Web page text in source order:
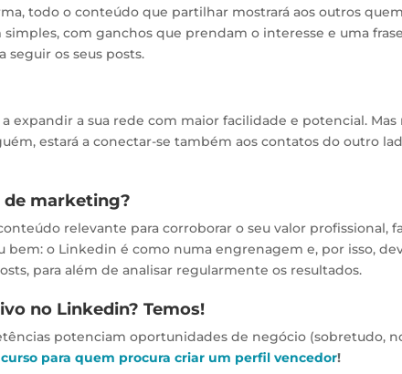
todo o conteúdo que partilhar mostrará aos outros
com ganchos que prendam o interesse e uma frase
seguir os seus posts.
expandir a sua rede com maior facilidade e potencial. Mas
estará a conectar-se também aos contatos do outro
de marketing?
relevante para corroborar o seu valor profissional,
o Linkedin é como numa engrenagem e, por isso,
para além de analisar regularmente os resultados.
no Linkedin? Temos!
potenciam oportunidades de negócio (sobretudo,
para quem procura criar um perfil vencedor!